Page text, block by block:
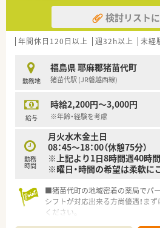
検討リスト
年間休日120日以上 週32h以上 未経
勤務地
福島県 耶麻郡猪苗代町
猪苗代駅 (JR磐越西線)
給与
時給2,200円～3,000円
※年齢・経験を考慮
勤務
時間
月火水木金土日
08：45～18：00（休憩75分）
※上記より1日8時間週40時
※曜日・時間の希望は柔軟に
■猪苗代町の地域密着の薬局でパ
シフトが対応出来る方尚優遇！ま
ください。